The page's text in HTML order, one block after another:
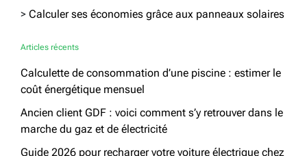
> Calculer ses économies grâce aux panneaux solaires
Articles récents
Calculette de consommation d’une piscine : estimer le
coût énergétique mensuel
Ancien client GDF : voici comment s’y retrouver dans le
marche du gaz et de électricité
Guide 2026 pour recharger votre voiture électrique chez